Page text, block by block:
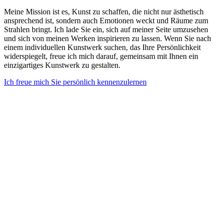
Meine Mission ist es, Kunst zu schaffen, die nicht nur ästhetisch
ansprechend ist, sondern auch Emotionen weckt und Räume zum
Strahlen bringt. Ich lade Sie ein, sich auf meiner Seite umzusehen
und sich von meinen Werken inspirieren zu lassen. Wenn Sie nach
einem individuellen Kunstwerk suchen, das Ihre Persönlichkeit
widerspiegelt, freue ich mich darauf, gemeinsam mit Ihnen ein
einzigartiges Kunstwerk zu gestalten.
Ich freue mich Sie persönlich kennenzulernen